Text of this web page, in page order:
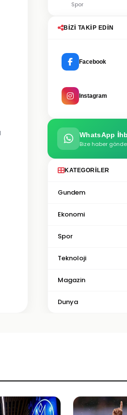
Spor
BIZI TAKIP EDIN
Facebook
Instagram
WhatsApp
Bize haber
KATEGORILER
Gundem
Ekonomi
Spor
Teknoloji
Magazin
Dunya